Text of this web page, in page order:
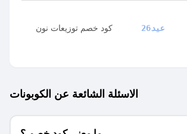
كود خصم توزيعات نون عيد26
الاسئلة الشائعة عن الكوبونات